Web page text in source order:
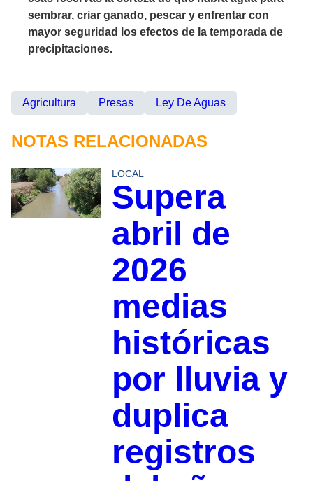
sembrar, criar ganado, pescar y enfrentar con
mayor seguridad los efectos de la temporada de
precipitaciones.
Agricultura Presas Ley De Aguas
NOTAS RELACIONADAS
LOCAL
Supera
abril de
2026
medias
históricas
por lluvia y
duplica
registros